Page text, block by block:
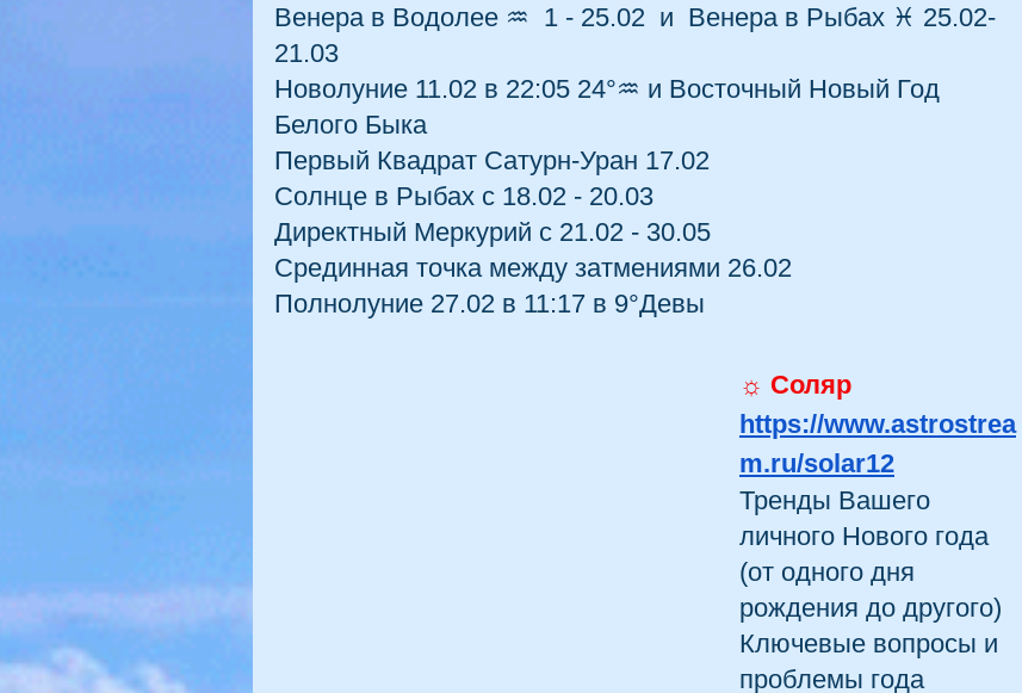
Венера в Водолее ♒  1 - 25.02  и  Венера в Рыбах ♓ 25.02-
21.03
Новолуние 11.02 в 22:05 24°♒ и Восточный Новый Год
Белого Быка
Первый Квадрат Сатурн-Уран 17.02
Солнце в Рыбах с 18.02 - 20.03
Директный Меркурий с 21.02 - 30.05
Срединная точка между затмениями 26.02
Полнолуние 27.02 в 11:17 в 9°Девы
☼ Соляр
https://www.astrostrea
m.ru/solar12
Тренды Вашего
личного Нового года
(от одного дня
рождения до другого)
Ключевые вопросы и
проблемы года